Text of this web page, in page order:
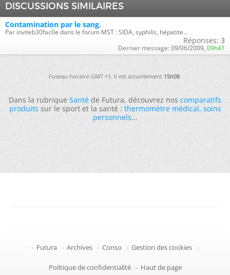
DISCUSSIONS SIMILAIRES
Contamination par le sang.
Par inviteb30fac0e dans le forum MST : SIDA, syphilis, hépatite...
Réponses: 3
Dernier message: 09/06/2009, 09h41
Fuseau horaire GMT +1. Il est actuellement 15h08.
Dans la rubriqueSantéde Futura, découvrez noscomparatifs
produitssur le sport et la santé :thermomètre médical,soins
personnels...
- Futura - Archives - Conso - Gestion des cookies -
Politique de confidentialité - Haut de page